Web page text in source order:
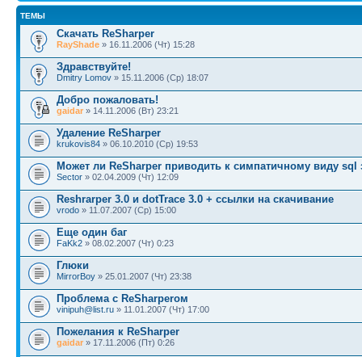
ТЕМЫ
Скачать ReSharper
RayShade » 16.11.2006 (Чт) 15:28
Здравствуйте!
Dmitry Lomov » 15.11.2006 (Ср) 18:07
Добро пожаловать!
gaidar » 14.11.2006 (Вт) 23:21
Удаление ReSharper
krukovis84 » 06.10.2010 (Ср) 19:53
Может ли ReSharper приводить к симпатичному виду sql
Sector » 02.04.2009 (Чт) 12:09
Reshrarper 3.0 и dotTrace 3.0 + ссылки на скачивание
vrodo » 11.07.2007 (Ср) 15:00
Еще один баг
FaKk2 » 08.02.2007 (Чт) 0:23
Глюки
MirrorBoy » 25.01.2007 (Чт) 23:38
Проблема с ReSharperом
vinipuh@list.ru » 11.01.2007 (Чт) 17:00
Пожелания к ReSharper
gaidar » 17.11.2006 (Пт) 0:26